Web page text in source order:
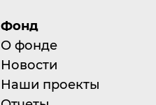
Фонд
О фонде
Новости
Наши проекты